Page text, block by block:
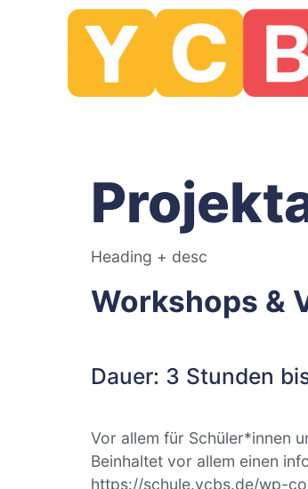
Heading + desc
Workshops &
Dauer: 3 Stunden
Vor allem für Schüler*innen
Beinhaltet vor allem einen
https://schule.ycbs.de/wp-